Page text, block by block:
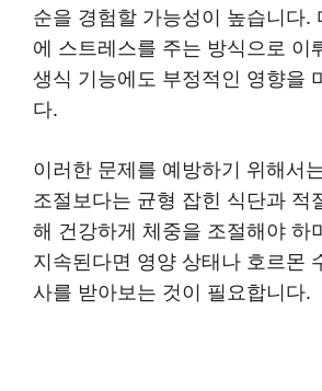
순을 경험할 가능성이 높습니다.
에 스트레스를 주는 방식으로 이
생식 기능에도 부정적인 영향을
다.
이러한 문제를 예방하기 위해서
조절보다는 균형 잡힌 식단과 적
해 건강하게 체중을 조절해야 하
지속된다면 영양 상태나 호르몬
사를 받아보는 것이 필요합니다.